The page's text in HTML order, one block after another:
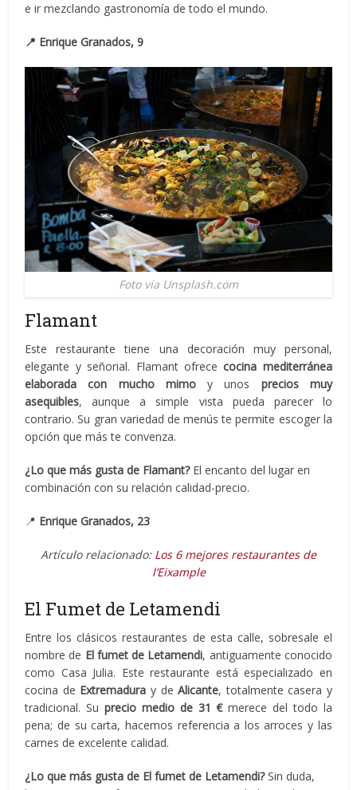
e ir mezclando gastronomía de todo el mundo.
📍 Enrique Granados, 9
Foto vía Unsplash.com
Flamant
Este restaurante tiene una decoración muy personal,
elegante y señorial. Flamant ofrececocina mediterránea
elaborada con mucho mimoy unos precios muy
asequibles, aunque a simple vista pueda parecer lo
contrario. Su gran variedad de menús te permite escoger la
opción que más te convenza.
¿Lo que más gusta de Flamant?El encanto del lugar en
combinación con su relación calidad-precio.
📍 Enrique Granados, 23
Artículo relacionado: Los 6 mejores restaurantes de
l’Eixample
El Fumet de Letamendi
Entre los clásicos restaurantes de esta calle, sobresale el
nombre de El fumet de Letamendi, antiguamente conocido
como Casa Julia. Este restaurante está especializado en
cocina de Extremadura y deAlicante, totalmente casera y
tradicional. Su precio medio de 31 €merece del todo la
pena; de su carta, hacemos referencia a los arroces y las
carnes de excelente calidad.
¿Lo que más gusta de El fumet de Letamendi?Sin duda,